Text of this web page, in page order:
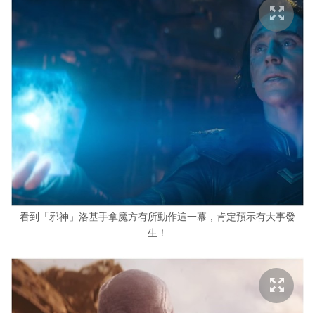
看到「邪神」洛基手拿魔方有所動作這一幕，肯定預示有大事發
生！